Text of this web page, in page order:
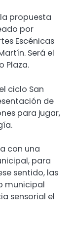
propuesta
por
Escénicas
Será el
Plaza.
ciclo San
de
para jugar,
con una
para
sentido, las
municipal
sensorial el